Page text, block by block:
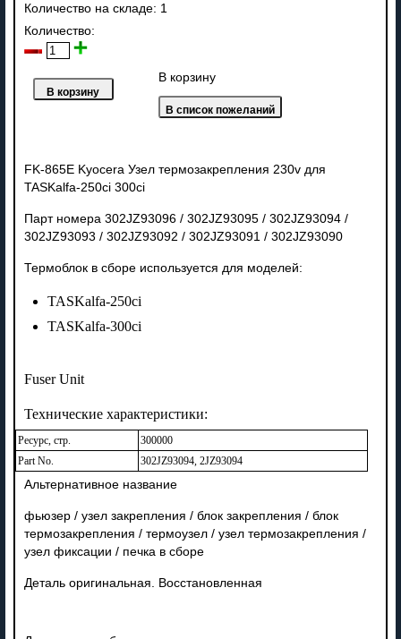
Количество на складе: 1
Количество:
В корзину
FK-865E Kyocera Узел термозакрепления 230v для
TASKalfa-250ci 300ci
Парт номера 302JZ93096 / 302JZ93095 / 302JZ93094 /
302JZ93093 / 302JZ93092 / 302JZ93091 / 302JZ93090
Термоблок в сборе используется для моделей:
TASKalfa-250ci
TASKalfa-300ci
Fuser Unit
Технические характеристики:
Ресурс, стр.
300000
Part No.
302JZ93094, 2JZ93094
Альтернативное название
фьюзер / узел закрепления / блок закрепления / блок
термозакрепления / термоузел / узел термозакрепления /
узел фиксации / печка в сборе
Деталь оригинальная. Восстановленная